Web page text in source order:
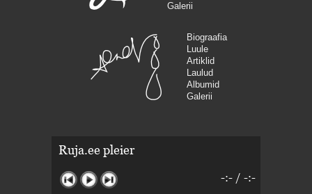
Galerii
Biograafia
Luule
Artiklid
Laulud
Albumid
Galerii
Ruja.ee pleier
-:- / -:-